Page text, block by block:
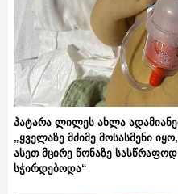
პატარა ლილეს ახლა
„ყველაზე მძიმე მოსასმენი
ასეთ მცირე წონაზე
სჭირდებოდა“